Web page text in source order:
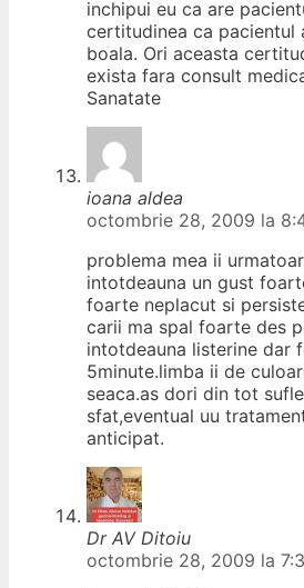
inchipui eu ca are
certitudinea ca pacientul
boala. Ori aceasta
exista fara consult
Sanatate
ioana aldea
octombrie 28, 2009 la
problema mea ii
intotdeauna un gust
foarte neplacut si
carii ma spal foarte des
intotdeauna listerine dar
5minute.limba ii de
seaca.as dori din tot
sfat,eventual uu
anticipat.
Dr AV Ditoiu
octombrie 28, 2009 la